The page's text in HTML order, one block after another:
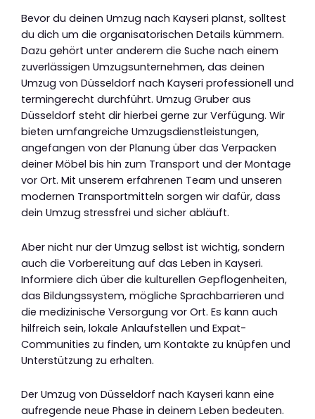
Bevor du deinen Umzug nach Kayseri planst, solltest
du dich um die organisatorischen Details kümmern.
Dazu gehört unter anderem die Suche nach einem
zuverlässigen Umzugsunternehmen, das deinen
Umzug von Düsseldorf nach Kayseri professionell und
termingerecht durchführt. Umzug Gruber aus
Düsseldorf steht dir hierbei gerne zur Verfügung. Wir
bieten umfangreiche Umzugsdienstleistungen,
angefangen von der Planung über das Verpacken
deiner Möbel bis hin zum Transport und der Montage
vor Ort. Mit unserem erfahrenen Team und unseren
modernen Transportmitteln sorgen wir dafür, dass
dein Umzug stressfrei und sicher abläuft.
Aber nicht nur der Umzug selbst ist wichtig, sondern
auch die Vorbereitung auf das Leben in Kayseri.
Informiere dich über die kulturellen Gepflogenheiten,
das Bildungssystem, mögliche Sprachbarrieren und
die medizinische Versorgung vor Ort. Es kann auch
hilfreich sein, lokale Anlaufstellen und Expat-
Communities zu finden, um Kontakte zu knüpfen und
Unterstützung zu erhalten.
Der Umzug von Düsseldorf nach Kayseri kann eine
aufregende neue Phase in deinem Leben bedeuten.